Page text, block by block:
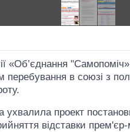
«Об’єднання
в союзі з
проект
відставки прем'єр-